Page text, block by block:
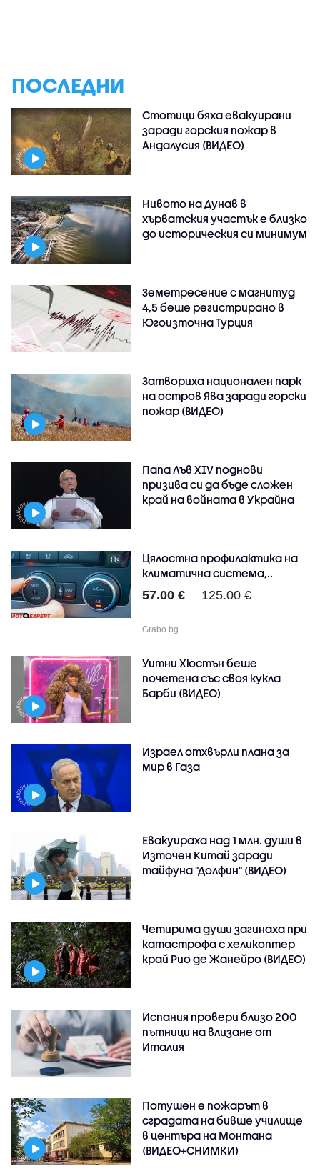
ПОСЛЕДНИ
Стотици бяха евакуирани
заради горския пожар в
Андалусия (ВИДЕО)
Нивото на Дунав в
хърватския участък е близко
до историческия си минимум
Земетресение с магнитуд
4,5 беше регистрирано в
Югоизточна Турция
Затвориха национален парк
на остров Ява заради горски
пожар (ВИДЕО)
Папа Лъв XIV поднови
призива си да бъде сложен
край на войната в Украйна
Цялостна профилактика на
климатична система,..
57.00 € 125.00 €
Grabo.bg
Уитни Хюстън беше
почетена със своя кукла
Барби (ВИДЕО)
Израел отхвърли плана за
мир в Газа
Евакуираха над 1 млн. души в
Източен Китай заради
тайфуна "Долфин" (ВИДЕО)
Четирима души загинаха при
катастрофа с хеликоптер
край Рио де Жанейро (ВИДЕО)
Испания провери близо 200
пътници на влизане от
Италия
Потушен е пожарът в
сградата на бивше училище
в центъра на Монтана
(ВИДЕО+СНИМКИ)